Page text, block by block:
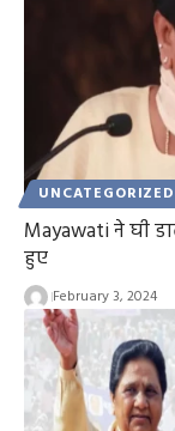
UNCATEGORIZED
Mayawati ने घी
हुए
February 3, 2024